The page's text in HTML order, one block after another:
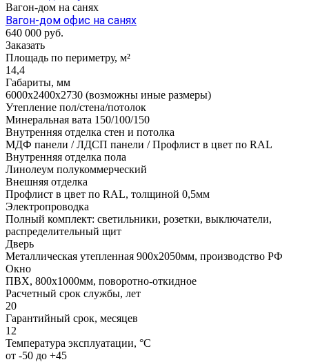
Вагон-дом на санях
Вагон-дом офис на санях
640 000 руб.
Заказать
Площадь по периметру, м²
14,4
Габариты, мм
6000х2400х2730 (возможны иные размеры)
Утепление пол/стена/потолок
Минеральная вата 150/100/150
Внутренняя отделка стен и потолка
МДФ панели / ЛДСП панели / Профлист в цвет по RAL
Внутренняя отделка пола
Линолеум полукоммерческий
Внешняя отделка
Профлист в цвет по RAL, толщиной 0,5мм
Электропроводка
Полный комплект: светильники, розетки, выключатели,
распределительный щит
Дверь
Металлическая утепленная 900х2050мм, производство РФ
Окно
ПВХ, 800х1000мм, поворотно-откидное
Расчетный срок службы, лет
20
Гарантийный срок, месяцев
12
Температура эксплуатации, °С
от -50 до +45